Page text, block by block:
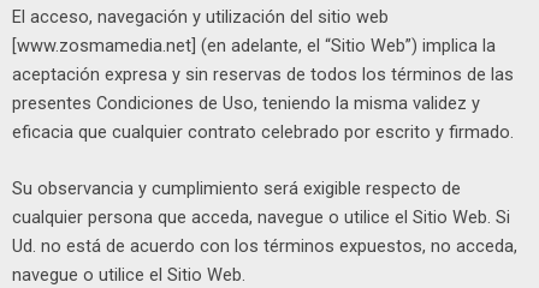
El acceso, navegación y utilización del sitio web
[www.zosmamedia.net] (en adelante, el “Sitio Web”) implica la
aceptación expresa y sin reservas de todos los términos de las
presentes Condiciones de Uso, teniendo la misma validez y
eficacia que cualquier contrato celebrado por escrito y firmado.
Su observancia y cumplimiento será exigible respecto de
cualquier persona que acceda, navegue o utilice el Sitio Web. Si
Ud. no está de acuerdo con los términos expuestos, no acceda,
navegue o utilice el Sitio Web.